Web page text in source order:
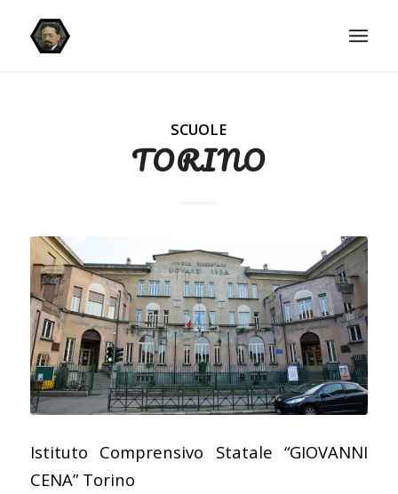
SCUOLE
TORINO
Istituto Comprensivo Statale “GIOVANNI
CENA” Torino